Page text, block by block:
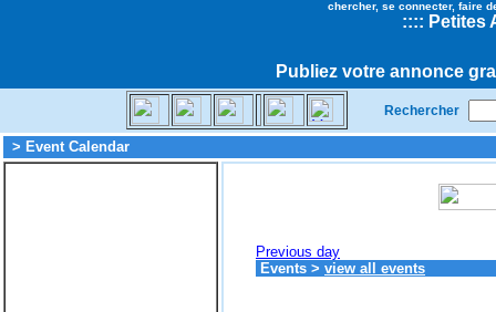
chercher, se connecter, faire
:::: Petites
Publiez votre annonce
Rechercher
> Event Calendar
Previous day
Events > view all events